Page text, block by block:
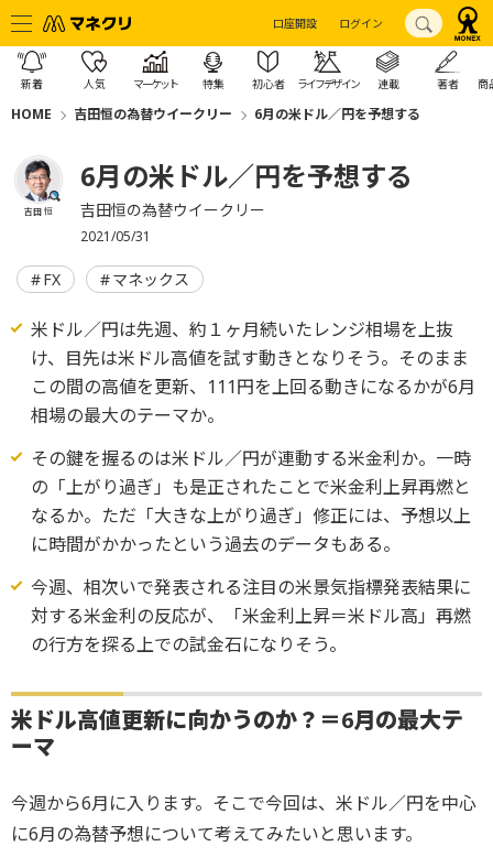
口座開設 ログイン
新着 人気 マーケット 特集 初心者 ライフデザイン 連載 著者 商
HOME 吉田恒の為替ウイークリー 6月の米ドル／円を予想する
吉田 恒
6月の米ドル／円を予想する
吉田恒の為替ウイークリー
2021/05/31
FX マネックス
米ドル／円は先週、約１ヶ月続いたレンジ相場を上抜
け、目先は米ドル高値を試す動きとなりそう。そのまま
この間の高値を更新、111円を上回る動きになるかが6月
相場の最大のテーマか。
その鍵を握るのは米ドル／円が連動する米金利か。一時
の「上がり過ぎ」も是正されたことで米金利上昇再燃と
なるか。ただ「大きな上がり過ぎ」修正には、予想以上
に時間がかかったという過去のデータもある。
今週、相次いで発表される注目の米景気指標発表結果に
対する米金利の反応が、「米金利上昇＝米ドル高」再燃
の行方を探る上での試金石になりそう。
米ドル高値更新に向かうのか？＝6月の最大テ
ーマ
今週から6月に入ります。そこで今回は、米ドル／円を中心
に6月の為替予想について考えてみたいと思います。